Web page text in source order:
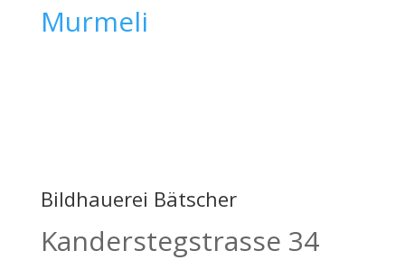
Bildhauerei Bätscher
Kanderstegstrasse 34